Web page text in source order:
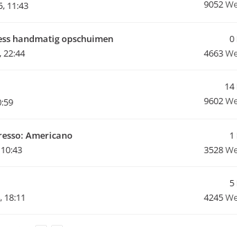
11:43
9052
handmatig opschuimen
22:44
0
4663
14
9602
Americano
1
3528
18:11
5
4245